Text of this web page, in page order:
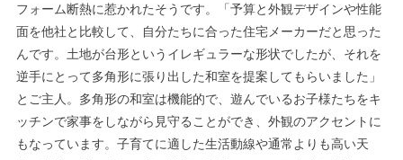
フォーム断熱に惹かれたそうです。「予算と外観デザインや性能
面を他社と比較して、自分たちに合った住宅メーカーだと思った
んです。土地が台形というイレギュラーな形状でしたが、それを
逆手にとって多角形に張り出した和室を提案してもらいました」
とご主人。多角形の和室は機能的で、遊んでいるお子様たちをキ
ッチンで家事をしながら見守ることができ、外観のアクセントに
もなっています。子育てに適した生活動線や通常よりも高い天